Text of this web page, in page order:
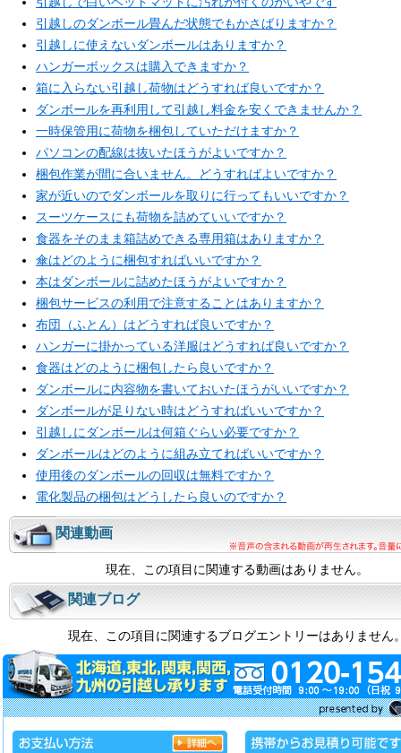
引越しのダンボール畳んだ状態でもかさばりますか？
引越しに使えないダンボールはありますか？
ハンガーボックスは購入できますか？
箱に入らない引越し荷物はどうすれば良いですか？
ダンボールを再利用して引越し料金を安くできませんか？
一時保管用に荷物を梱包していただけますか？
パソコンの配線は抜いたほうがよいですか？
梱包作業が間に合いません。どうすればよいですか？
家が近いのでダンボールを取りに行ってもいいですか？
スーツケースにも荷物を詰めていいですか？
食器をそのまま箱詰めできる専用箱はありますか？
傘はどのように梱包すればいいですか？
本はダンボールに詰めたほうがよいですか？
梱包サービスの利用で注意することはありますか？
布団（ふとん）はどうすれば良いですか？
ハンガーに掛かっている洋服はどうすれば良いですか？
食器はどのように梱包したら良いですか？
ダンボールに内容物を書いておいたほうがいいですか？
ダンボールが足りない時はどうすればいいですか？
引越しにダンボールは何箱ぐらい必要ですか？
ダンボールはどのように組み立てればいいですか？
使用後のダンボールの回収は無料ですか？
電化製品の梱包はどうしたら良いのですか？
関連動画
現在、この項目に関連する動画はありません。
関連ブログ
現在、この項目に関連するブログエントリーはありません